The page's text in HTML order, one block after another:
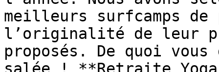
meilleurs surfcamps de
l’originalité de leur
proposés. De quoi vous